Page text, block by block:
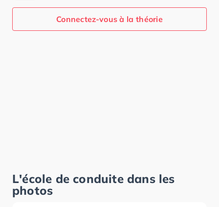
Connectez-vous à la théorie
L'école de conduite dans les
photos